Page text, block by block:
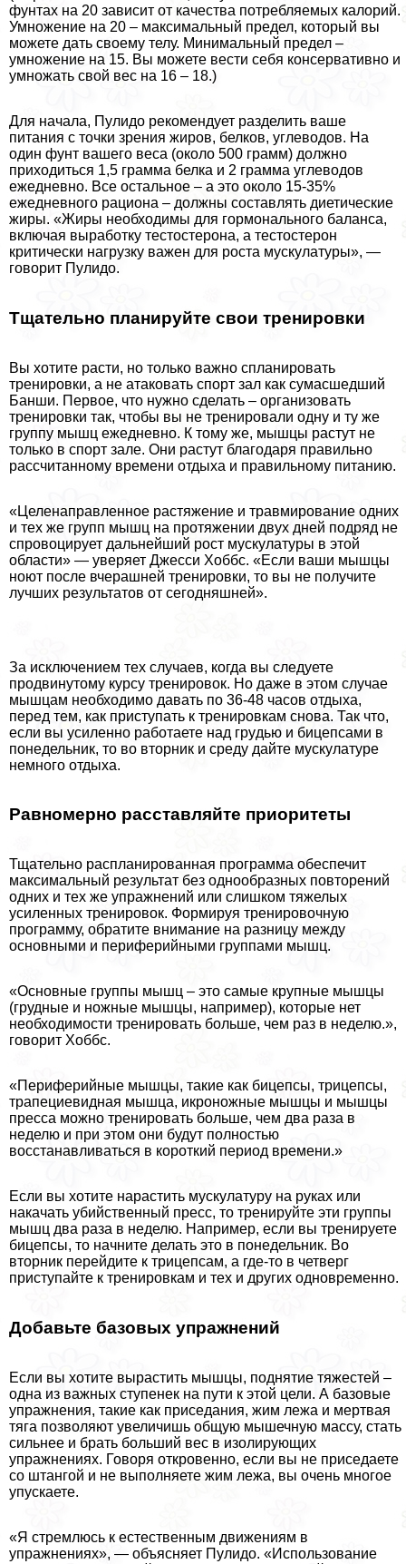
фунтах на 20 зависит от качества потрeбляемых калорий.
Умножение на 20 – максимальный предел, который вы
можете дать своему телу. Минимальный предел –
умножение на 15. Вы можете вести себя консервативно и
умножать свой вес на 16 – 18.)
Для начала, Пулидо рекомендует разделить ваше
питания с точки зрения жиров, белков, углеводов. На
один фунт вашего веса (около 500 грамм) должно
приходиться 1,5 грамма белка и 2 грамма углеводов
ежедневно. Все остальное – а это около 15-35%
ежедневного рациона – должны составлять диетические
жиры. «Жиры необходимы для гормонального баланса,
включая выработку тестостерона, а тестостерон
критически нагрузку важен для роста мускулатуры», —
говорит Пулидо.
Тщательно планируйте свои тренировки
Вы хотите расти, но только важно спланировать
тренировки, а не атаковать спорт зал как cyмacшедший
Банши. Первое, что нужно сделать – организовать
тренировки так, чтобы вы не тренировали одну и ту же
группу мышц ежедневно. К тому же, мышцы растут не
только в спорт зале. Они растут благодаря правильно
рассчитанному времени отдыха и правильному питанию.
«Целенаправленное растяжение и травмирование одних
и тех же групп мышц на протяжении двух дней подряд не
спровоцирует дальнейший рост мускулатуры в этой
области» — уверяет Джесси Хоббс. «Если ваши мышцы
ноют после вчерашней тренировки, то вы не получите
лучших результатов от сегодняшней».
За исключением тех случаев, когда вы следуете
продвинутому курсу тренировок. Но даже в этом случае
мышцам необходимо давать по 36-48 часов отдыха,
перед тем, как приступать к тренировкам снова. Так что,
если вы усиленно работаете над гpyдью и бицепсами в
понедельник, то во вторник и среду дайте мускулатуре
немного отдыха.
Равномерно расставляйте приоритеты
Тщательно распланированная программа обеспечит
максимальный результат без однообразных повторений
одних и тех же упражнений или слишком тяжелых
усиленных тренировок. Формируя тренировочную
программу, обратите внимание на разницу между
основными и периферийными группами мышц.
«Основные группы мышц – это самые крупные мышцы
(грудные и ножные мышцы, например), которые нет
необходимости тренировать больше, чем раз в неделю.»,
говорит Хоббс.
«Периферийные мышцы, такие как бицепсы, трицепсы,
трапециевидная мышца, икроножные мышцы и мышцы
пресса можно тренировать больше, чем два раза в
неделю и при этом они будут полностью
восстанавливаться в короткий период времени.»
Если вы хотите нарастить мускулатуру на руках или
накачать убийственный пресс, то тренируйте эти группы
мышц два раза в неделю. Например, если вы тренируете
бицепсы, то начните делать это в понедельник. Во
вторник перейдите к трицепсам, а где-то в четверг
приступайте к тренировкам и тех и других одновременно.
Добавьте базовых упражнений
Если вы хотите вырастить мышцы, поднятие тяжестей –
одна из важных ступенек на пути к этой цели. А базовые
упражнения, такие как приседания, жим лежа и мертвая
тяга позволяют увеличишь общую мышечную массу, стать
сильнее и брать больший вес в изолирующих
упражнениях. Говоря откровенно, если вы не приседаете
со штангой и не выполняете жим лежа, вы очень многое
упускаете.
«Я стремлюсь к естественным движениям в
упражнениях», — объясняет Пулидо. «Использование